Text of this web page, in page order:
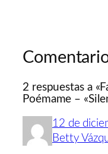
2 respuestas a
Poémame –
12 de
Betty